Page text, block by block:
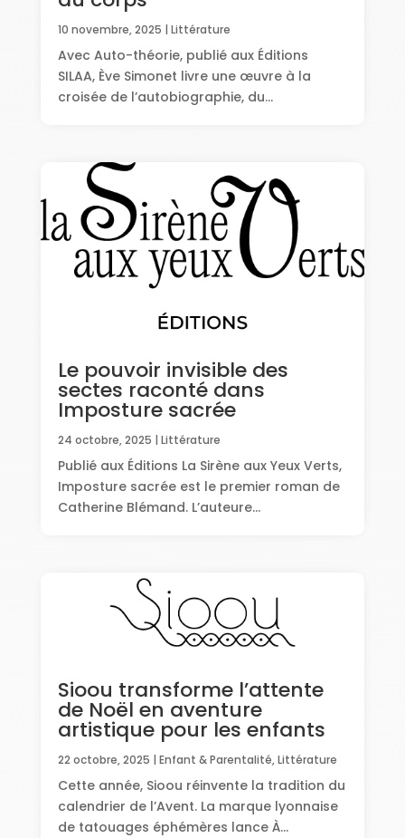
10 novembre, 2025 | Littérature
Avec Auto-théorie, publié aux Éditions
SILAA, Ève Simonet livre une œuvre à la
croisée de l’autobiographie, du...
Le pouvoir invisible des
sectes raconté dans
Imposture sacrée
24 octobre, 2025 | Littérature
Publié aux Éditions La Sirène aux Yeux Verts,
Imposture sacrée est le premier roman de
Catherine Blémand. L’auteure...
Sioou transforme l’attente
de Noël en aventure
artistique pour les enfants
22 octobre, 2025 | Enfant & Parentalité,Littérature
Cette année, Sioou réinvente la tradition du
calendrier de l’Avent. La marque lyonnaise
de tatouages éphémères lance À...